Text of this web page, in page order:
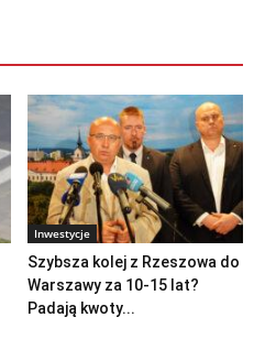
Inwestycje
Szybsza kolej z Rzeszowa do
Warszawy za 10-15 lat?
Padają kwoty...